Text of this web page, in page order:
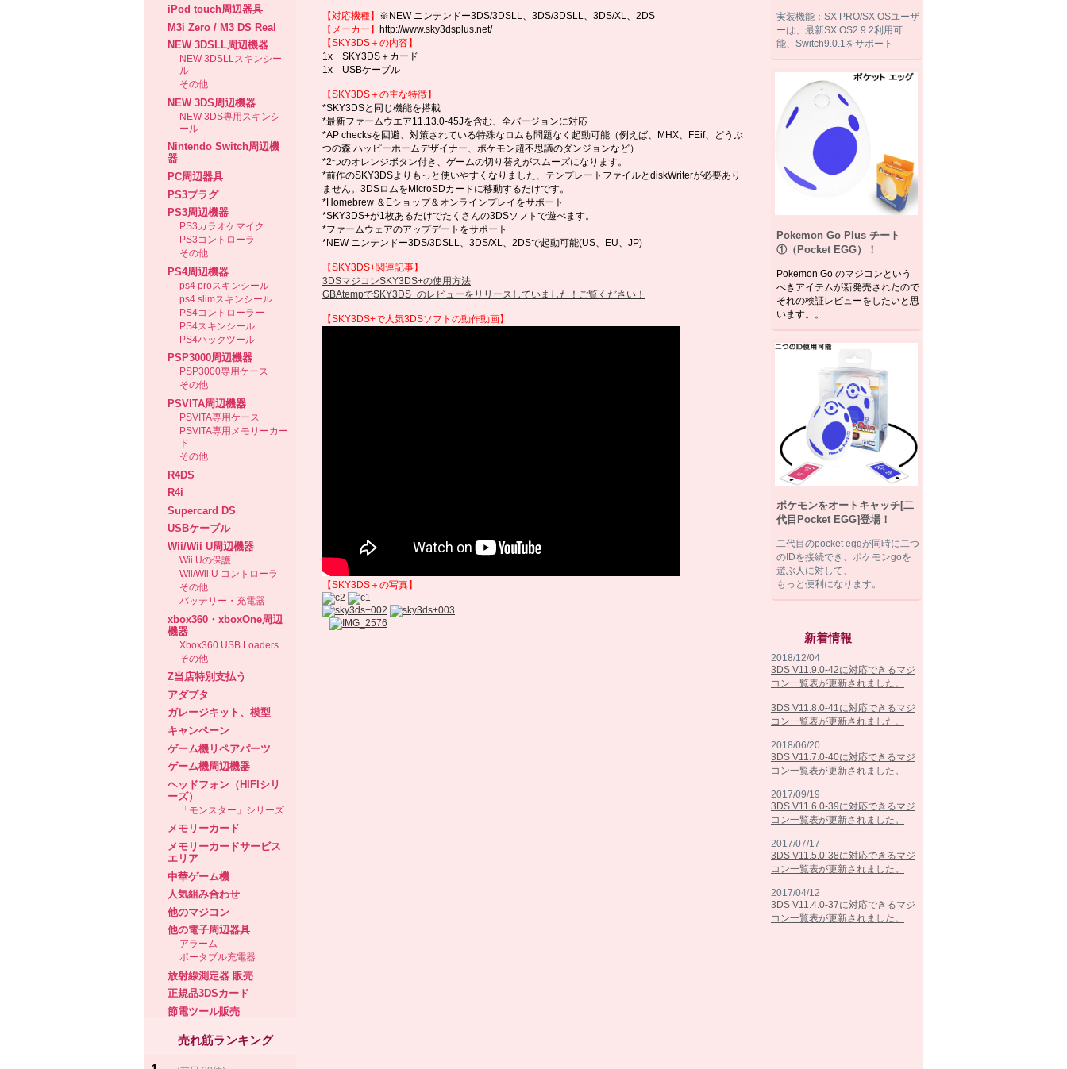
iPod touch周辺器具
M3i Zero / M3 DS Real
NEW 3DSLL周辺機器
NEW 3DSLLスキンシー
ル
その他
NEW 3DS周辺機器
NEW 3DS専用スキンシ
ール
Nintendo Switch周辺機
器
PC周辺器具
PS3プラグ
PS3周辺機器
PS3カラオケマイク
PS3コントローラ
その他
PS4周辺機器
ps4 proスキンシール
ps4 slimスキンシール
PS4コントローラー
PS4スキンシール
PS4ハックツール
PSP3000周辺機器
PSP3000専用ケース
その他
PSVITA周辺機器
PSVITA専用ケース
PSVITA専用メモリーカー
ド
その他
R4DS
R4i
Supercard DS
USBケーブル
Wii/Wii U周辺機器
Wii Uの保護
Wii/Wii U コントローラ
その他
バッテリー・充電器
xbox360・xboxOne周辺
機器
Xbox360 USB Loaders
その他
Z当店特別支払う
アダプタ
ガレージキット、模型
キャンペーン
ゲーム機リペアパーツ
ゲーム機周辺機器
ヘッドフォン（HIFIシリ
ーズ）
「モンスター」シリーズ
メモリーカード
メモリーカードサービス
エリア
中華ゲーム機
人気組み合わせ
他のマジコン
他の電子周辺器具
アラーム
ポータブル充電器
放射線測定器 販売
正規品3DSカード
節電ツール販売
売れ筋ランキング
【対応機種】 ※NEW ニンテンドー3DS/3DSLL、3DS/3DSLL、3DS/XL、2DS
【メーカー】 http://www.sky3dsplus.net/
【SKY3DS＋の内容】
1x SKY3DS＋カード
1x USBケープル
【SKY3DS＋の主な特徴】
*SKY3DSと同じ機能を搭載
*最新ファームウエア11.13.0-45Jを含む、全バージョンに対応
*AP checksを回避、対策されている特殊なロムも問題なく起動可能（例えば、MHX、FEif、どうぶ
つの森 ハッピーホームデザイナー、ポケモン超不思議のダンジョンなど）
*2つのオレンジボタン付き、ゲームの切り替えがスムーズになります。
*前作のSKY3DSよりもっと使いやすくなりました、テンプレートファイルとdiskWriterが必要あり
ません。3DSロムをMicroSDカードに移動するだけです。
*Homebrew ＆Eショップ＆オンラインプレイをサポート
*SKY3DS+が1枚あるだけでたくさんの3DSソフトで遊べます。
*ファームウェアのアップデートをサポート
*NEW ニンテンドー3DS/3DSLL、3DS/XL、2DSで起動可能(US、EU、JP)
【SKY3DS+関連記事】
3DSマジコンSKY3DS+の使用方法
GBAtempでSKY3DS+のレビューをリリースしていました！ご覧ください！
【SKY3DS+で人気3DSソフトの動作動画】
【SKY3DS＋の写真】
実装機能：SX PRO/SX OSユーザ
ーは、最新SX OS2.9.2利用可
能、Switch9.0.1をサポート
Pokemon Go Plus チート
①（Pocket EGG）！
Pokemon Go のマジコンという
べきアイテムが新発売されたので
それの検証レビューをしたいと思
います。。
ポケモンをオートキャッチ[二
代目Pocket EGG]登場！
二代目のpocket eggが同時に二つ
のIDを接続でき、ポケモンgoを
遊ぶ人に対して、
もっと便利になります。
新着情報
2018/12/04
3DS V11.9.0-42に対応できるマジ
コン一覧表が更新されました。
3DS V11.8.0-41に対応できるマジ
コン一覧表が更新されました。
2018/06/20
3DS V11.7.0-40に対応できるマジ
コン一覧表が更新されました。
2017/09/19
3DS V11.6.0-39に対応できるマジ
コン一覧表が更新されました。
2017/07/17
3DS V11.5.0-38に対応できるマジ
コン一覧表が更新されました。
2017/04/12
3DS V11.4.0-37に対応できるマジ
コン一覧表が更新されました。